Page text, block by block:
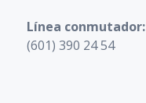
Línea conmutador:
(601) 390 24 54